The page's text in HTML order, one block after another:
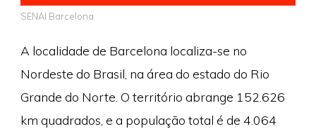
SENAI Barcelona
A localidade de Barcelona localiza-se no
Nordeste do Brasil, na área do estado do Rio
Grande do Norte. O território abrange 152.626
km quadrados, e a população total é de 4.064